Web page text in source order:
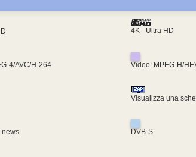
4K - Ultra HD
4/AVC/H-264 Video: MPEG-H/
Visualizza una
news
DVB-S